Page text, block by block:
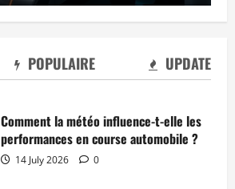
POPULAIRE UPDATE
Comment la météo influence-t-elle les
performances en course automobile ?
14 July 2026 0